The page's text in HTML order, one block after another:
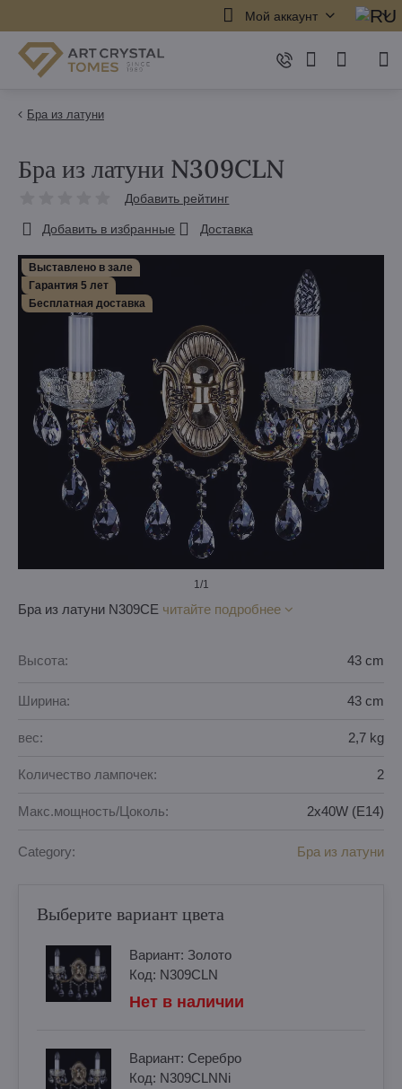
Мой аккаунт
Бра из латуни
Выставлено в зале
Гарантия 5 лет
Бесплатная доставка
1/1
Бра из латуни N309CLN
Добавить рейтинг
Добавить в избранные Доставка
Бра из латуни N309CE читайте подробнее
Высота: 43 cm
Ширина: 43 cm
вес: 2,7 kg
Количество лампочек: 2
Макс.мощность/Цоколь: 2x40W (E14)
Category: Бра из латуни
Выберите вариант цвета
Вариант: Золотo
Код: N309CLN
Нет в наличии
Вариант: Cеребро
Код: N309CLNNi